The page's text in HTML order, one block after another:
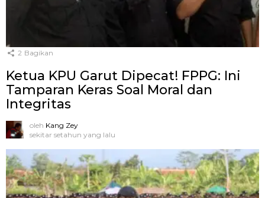
2 Bagikan
Ketua KPU Garut Dipecat! FPPG: Ini
Tamparan Keras Soal Moral dan
Integritas
oleh Kang Zey
sekitar setahun yang lalu